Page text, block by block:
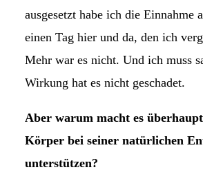
ausgesetzt habe ich die Einnahme
einen Tag hier und da, den ich
Mehr war es nicht. Und ich muss
Wirkung hat es nicht geschadet.
Aber warum macht es
Körper bei seiner natürlichen
unterstützen?